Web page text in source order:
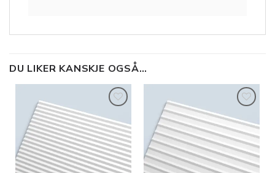
DU LIKER KANSKJE OGSÅ…
Legg til
i
ønskeliste
Legg til
i
ønskeliste